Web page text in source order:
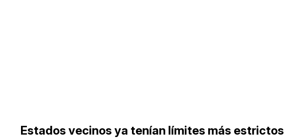
Estados vecinos ya tenían límites más estrictos